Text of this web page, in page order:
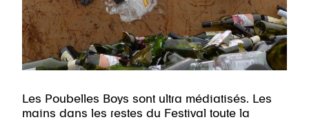
Les Poubelles Boys sont ultra médiatisés. Les
mains dans les restes du Festival toute la